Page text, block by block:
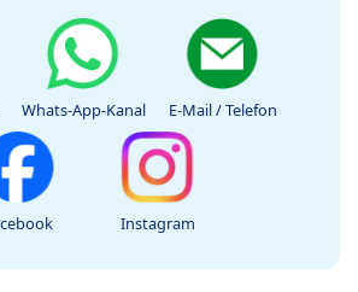
Whats-App-Kanal E-Mail / Telefon
Instagram